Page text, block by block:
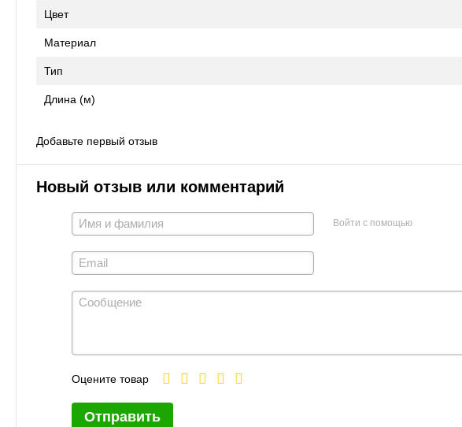
Цвет
Материал
Тип
Длина (м)
Добавьте первый отзыв
Новый отзыв или комментарий
Войти с помощью
Оцените товар
Отправить